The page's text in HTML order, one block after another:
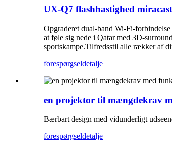
UX-Q7 flashhastighed
Opgraderet dual-band Wi-Fi-
at føle sig nede i Qatar med 3D-
sportskampe.Tilfredsstil alle rækker af
forespørgseldetalje
en projektor til mængdekrav
Bærbart design med vidunderligt
forespørgseldetalje